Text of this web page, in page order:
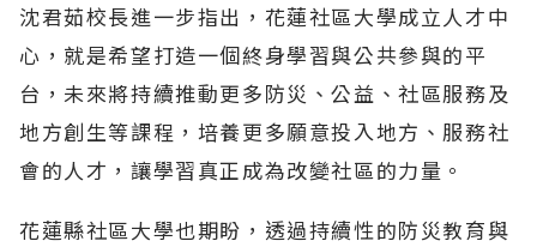
沈君茹校長進一步指出，花蓮社區大學成立人才中
心，就是希望打造一個終身學習與公共參與的平
台，未來將持續推動更多防災、公益、社區服務及
地方創生等課程，培養更多願意投入地方、服務社
會的人才，讓學習真正成為改變社區的力量。
花蓮縣社區大學也期盼，透過持續性的防災教育與